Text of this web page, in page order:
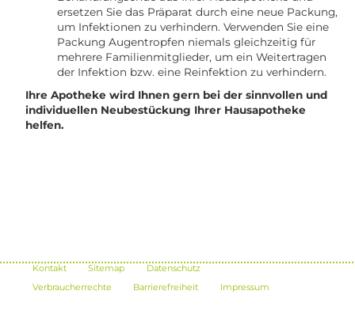
ersetzen Sie das Präparat durch eine neue Packung,
um Infektionen zu verhindern. Verwenden Sie eine
Packung Augentropfen niemals gleichzeitig für
mehrere Familienmitglieder, um ein Weitertragen
der Infektion bzw. eine Reinfektion zu verhindern.
Ihre Apotheke wird Ihnen gern bei der sinnvollen und
individuellen Neubestückung Ihrer Hausapotheke
helfen.
Kontakt Sitemap
Datenschutz
Verbraucherrechte
Barrierefreiheit Impressum